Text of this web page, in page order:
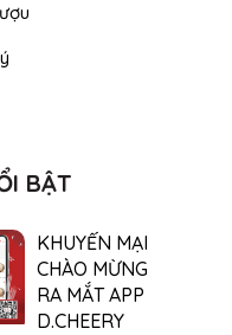
BẬT
KHUYẾN MẠI
CHÀO MỪNG
RA MẮT APP
D.CHEERY